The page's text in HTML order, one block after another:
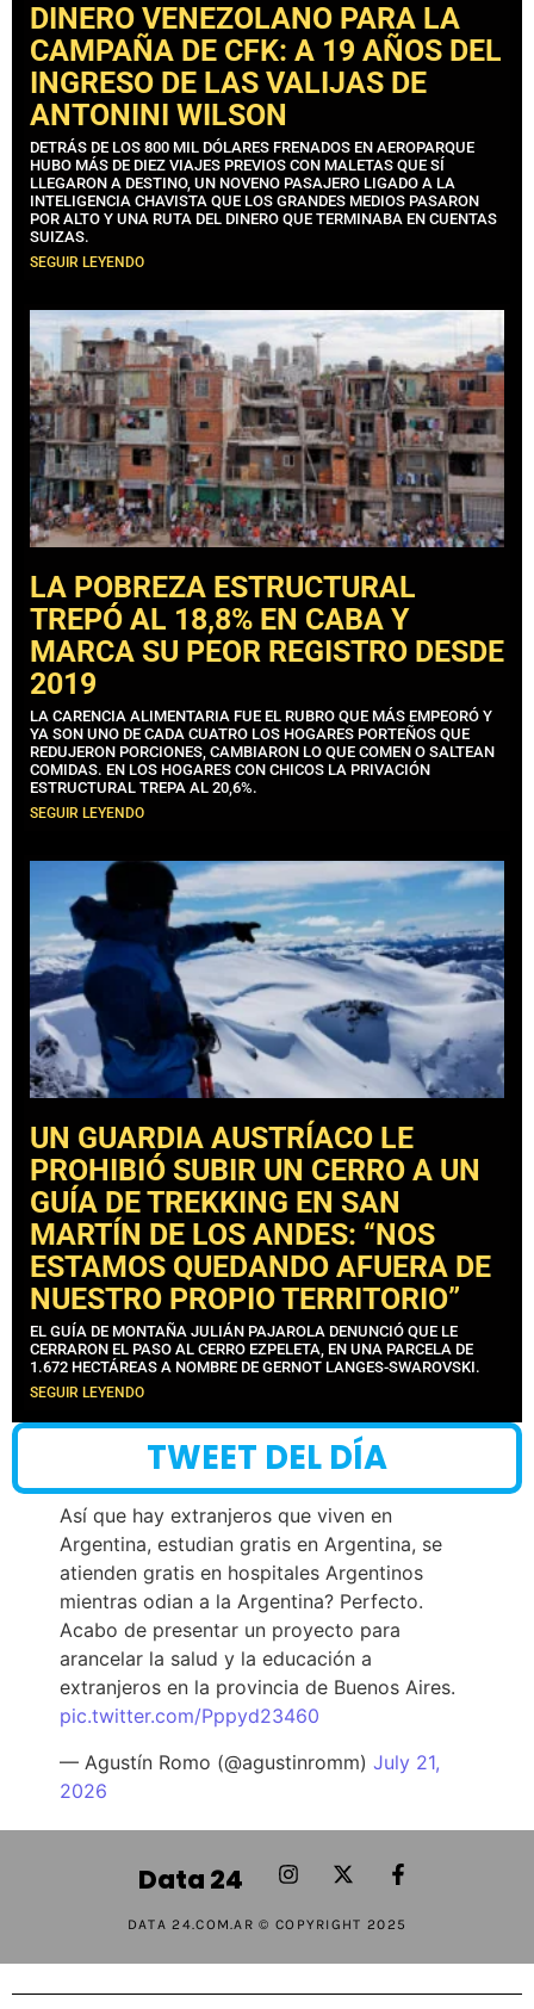
DINERO VENEZOLANO PARA LA
CAMPAÑA DE CFK: A 19 AÑOS DEL
INGRESO DE LAS VALIJAS DE
ANTONINI WILSON
DETRÁS DE LOS 800 MIL DÓLARES FRENADOS EN AEROPARQUE
HUBO MÁS DE DIEZ VIAJES PREVIOS CON MALETAS QUE SÍ
LLEGARON A DESTINO, UN NOVENO PASAJERO LIGADO A LA
INTELIGENCIA CHAVISTA QUE LOS GRANDES MEDIOS PASARON
POR ALTO Y UNA RUTA DEL DINERO QUE TERMINABA EN CUENTAS
SUIZAS.
SEGUIR LEYENDO
LA POBREZA ESTRUCTURAL
TREPÓ AL 18,8% EN CABA Y
MARCA SU PEOR REGISTRO DESDE
2019
LA CARENCIA ALIMENTARIA FUE EL RUBRO QUE MÁS EMPEORÓ Y
YA SON UNO DE CADA CUATRO LOS HOGARES PORTEÑOS QUE
REDUJERON PORCIONES, CAMBIARON LO QUE COMEN O SALTEAN
COMIDAS. EN LOS HOGARES CON CHICOS LA PRIVACIÓN
ESTRUCTURAL TREPA AL 20,6%.
SEGUIR LEYENDO
UN GUARDIA AUSTRÍACO LE
PROHIBIÓ SUBIR UN CERRO A UN
GUÍA DE TREKKING EN SAN
MARTÍN DE LOS ANDES: “NOS
ESTAMOS QUEDANDO AFUERA DE
NUESTRO PROPIO TERRITORIO”
EL GUÍA DE MONTAÑA JULIÁN PAJAROLA DENUNCIÓ QUE LE
CERRARON EL PASO AL CERRO EZPELETA, EN UNA PARCELA DE
1.672 HECTÁREAS A NOMBRE DE GERNOT LANGES-SWAROVSKI.
SEGUIR LEYENDO
TWEET DEL DÍA
Así que hay extranjeros que viven en
Argentina, estudian gratis en Argentina, se
atienden gratis en hospitales Argentinos
mientras odian a la Argentina? Perfecto.
Acabo de presentar un proyecto para
arancelar la salud y la educación a
extranjeros en la provincia de Buenos Aires.
pic.twitter.com/Pppyd23460
— Agustín Romo (@agustinromm) July 21,
2026
Data 24
DATA 24.COM.AR © COPYRIGHT 2025